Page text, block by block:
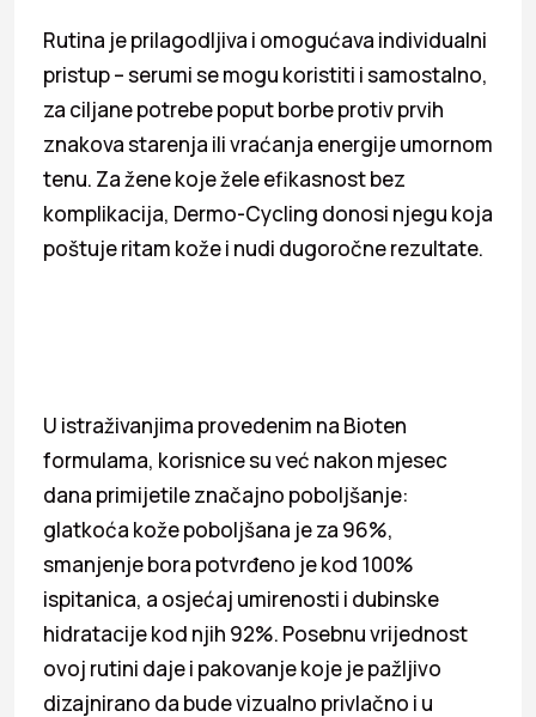
Rutina je prilagodljiva i omogućava individualni
pristup – serumi se mogu koristiti i samostalno,
za ciljane potrebe poput borbe protiv prvih
znakova starenja ili vraćanja energije umornom
tenu. Za žene koje žele efikasnost bez
komplikacija, Dermo-Cycling donosi njegu koja
poštuje ritam kože i nudi dugoročne rezultate.
U istraživanjima provedenim na Bioten
formulama, korisnice su već nakon mjesec
dana primijetile značajno poboljšanje:
glatkoća kože poboljšana je za 96%,
smanjenje bora potvrđeno je kod 100%
ispitanica, a osjećaj umirenosti i dubinske
hidratacije kod njih 92%. Posebnu vrijednost
ovoj rutini daje i pakovanje koje je pažljivo
dizajnirano da bude vizualno privlačno i u